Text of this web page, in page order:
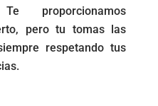
proporcionamos
pero tu tomas las
respetando tus